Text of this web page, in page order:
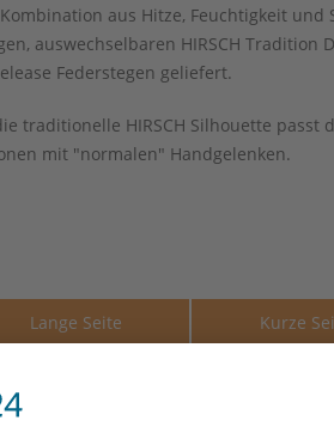
aus Hitze, Feuchtigkeit
auswechselbaren HIRSCH
Federstegen geliefert.
traditionelle HIRSCH Silhouette
mit "normalen" Handgelenken.
Lange Seite Kurze